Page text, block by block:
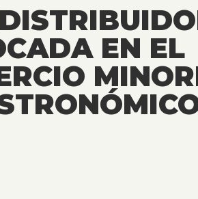
EN EL